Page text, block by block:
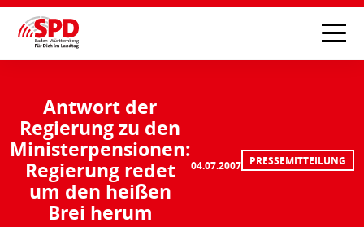
Antwort der
Regierung zu den
Ministerpensionen:
Regierung redet
um den heißen
Brei herum
04.07.2007 PRESSEMITTEILUNG